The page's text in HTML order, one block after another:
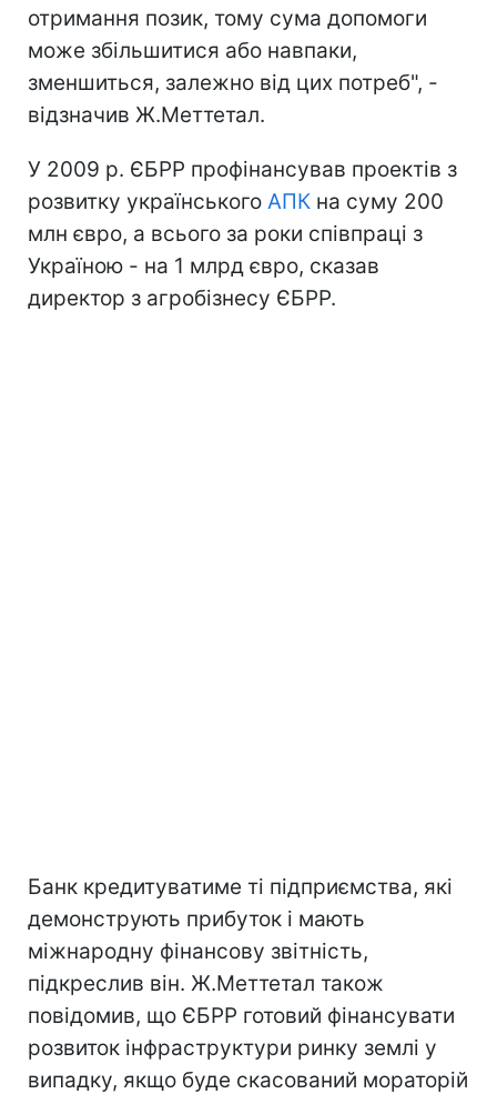
отримання позик, тому сума допомоги
може збільшитися або навпаки,
зменшиться, залежно від цих потреб", -
відзначив Ж.Меттетал.
У 2009 р. ЄБРР профінансував проектів з
розвитку українського АПК на суму 200
млн євро, а всього за роки співпраці з
Україною - на 1 млрд євро, сказав
директор з агробізнесу ЄБРР.
Банк кредитуватиме ті підприємства, які
демонструють прибуток і мають
міжнародну фінансову звітність,
підкреслив він. Ж.Меттетал також
повідомив, що ЄБРР готовий фінансувати
розвиток інфраструктури ринку землі у
випадку, якщо буде скасований мораторій